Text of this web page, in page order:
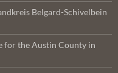
Belgard-Schivelbein
for the Austin County in